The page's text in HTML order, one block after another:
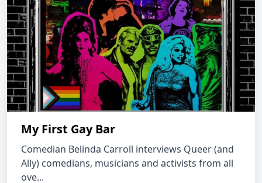
My First Gay Bar
Comedian Belinda Carroll interviews Queer (and
Ally) comedians, musicians and activists from all
ove...